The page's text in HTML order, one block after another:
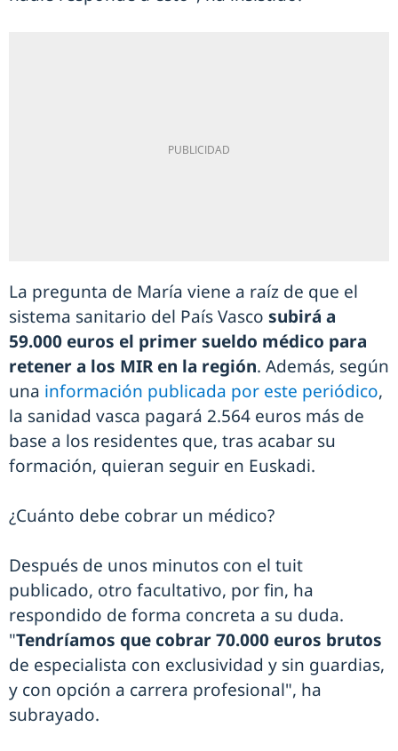
La pregunta de María viene a raíz de que el
sistema sanitario del País Vasco subirá a
59.000 euros el primer sueldo médico para
retener a los MIR en la región. Además, según
una información publicada por este periódico,
la sanidad vasca pagará 2.564 euros más de
base a los residentes que, tras acabar su
formación, quieran seguir en Euskadi.
¿Cuánto debe cobrar un médico?
Después de unos minutos con el tuit
publicado, otro facultativo, por fin, ha
respondido de forma concreta a su duda.
"Tendríamos que cobrar 70.000 euros brutos
de especialista con exclusividad y sin guardias,
y con opción a carrera profesional", ha
subrayado.